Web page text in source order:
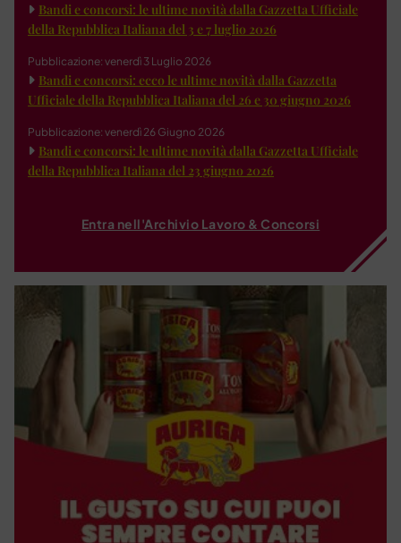
Bandi e concorsi: le ultime novità dalla Gazzetta Ufficiale
della Repubblica Italiana del 3 e 7 luglio 2026
Pubblicazione: venerdì 3 Luglio 2026
Bandi e concorsi: ecco le ultime novità dalla Gazzetta
Ufficiale della Repubblica Italiana del 26 e 30 giugno 2026
Pubblicazione: venerdì 26 Giugno 2026
Bandi e concorsi: le ultime novità dalla Gazzetta Ufficiale
della Repubblica Italiana del 23 giugno 2026
Entra nell'Archivio Lavoro & Concorsi